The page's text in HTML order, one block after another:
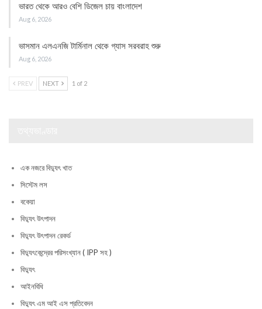
ভারত থেকে আরও বেশি ডিজেল চায় বাংলাদেশ
Aug 6, 2026
ভাসমান এলএনজি টার্মিনাল থেকে গ্যাস সরবরাহ শুরু
Aug 6, 2026
PREV NEXT 1 of 2
এক নজরে বিদ্যুৎ খাত
সিস্টেম লস
বকেয়া
বিদ্যুৎ উৎপাদন
বিদ্যুৎ উৎপাদন রেকর্ড
বিদ্যুৎকেন্দ্রের পরিসংখ্যান ( IPP সহ )
বিদ্যুৎ
আইনবিধি
বিদ্যুৎ এম আই এস প্রতিবেদন